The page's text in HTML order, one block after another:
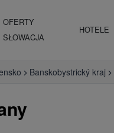
OFERTY
SŁOWACJA
HOTELE
Banskobystrický kraj